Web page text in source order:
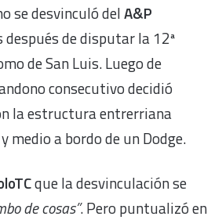
se desvinculó delA&P
después de disputar la 12ª
de San Luis. Luego de
consecutivo decidió
la estructura entrerriana
medio a bordo de un Dodge.
que la desvinculación se
de cosas”. Pero puntualizó en